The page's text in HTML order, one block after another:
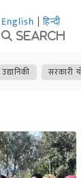
English | हिन्दी
Search
उद्यानिकी सरकारी